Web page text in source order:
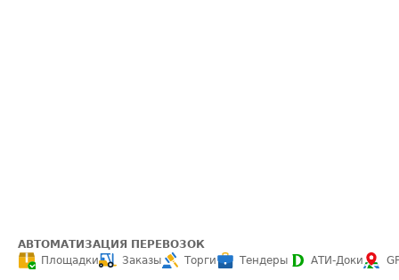
АВТОМАТИЗАЦИЯ ПЕРЕВОЗОК
Площадки
Заказы Торги Тендеры АТИ-Доки